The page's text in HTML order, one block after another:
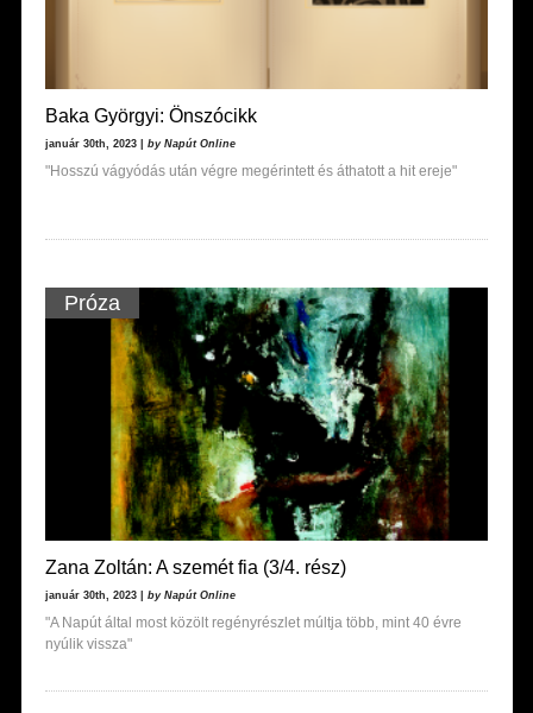
Baka Györgyi: Önszócikk
január 30th, 2023 | by Napút Online
"Hosszú vágyódás után végre megérintett és áthatott a hit ereje"
Próza
Zana Zoltán: A szemét fia (3/4. rész)
január 30th, 2023 | by Napút Online
"A Napút által most közölt regényrészlet múltja több, mint 40 évre
nyúlik vissza"